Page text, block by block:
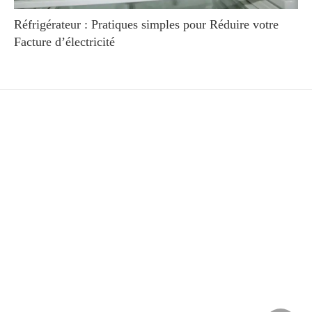
Réfrigérateur : Pratiques simples pour Réduire votre
Facture d’électricité